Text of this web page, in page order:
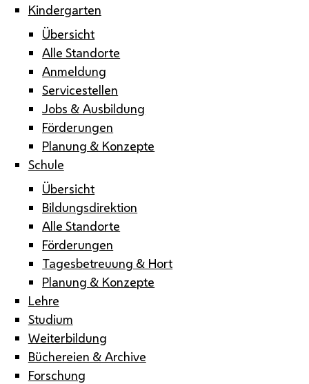
Kindergarten
Übersicht
Alle Standorte
Anmeldung
Servicestellen
Jobs & Ausbildung
Förderungen
Planung & Konzepte
Schule
Übersicht
Bildungsdirektion
Alle Standorte
Förderungen
Tagesbetreuung & Hort
Planung & Konzepte
Lehre
Studium
Weiterbildung
Büchereien & Archive
Forschung